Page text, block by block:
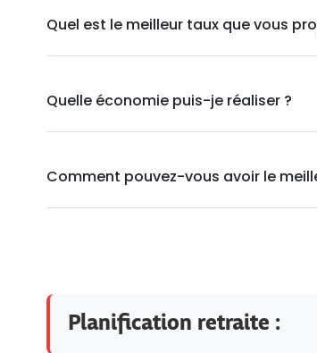
Quel est le meilleur taux que vous
Quelle économie puis-je réaliser ?
Comment pouvez-vous avoir le
Planification retraite :